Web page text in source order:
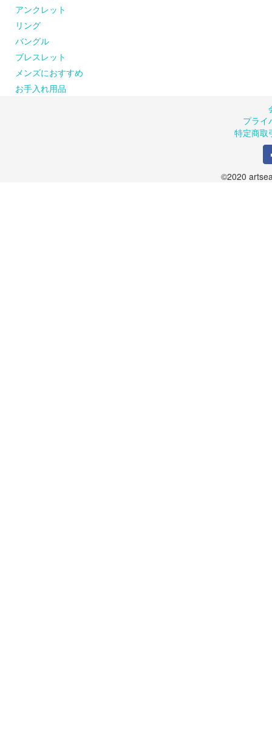
アンクレット
リング
バングル
ブレスレット
メンズにおすすめ
お手入れ用品
プライ
特定商取
©2020